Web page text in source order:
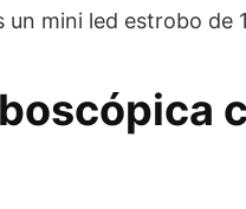
mini led estrobo de